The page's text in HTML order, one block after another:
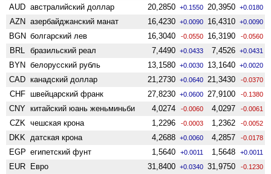
AUD австралийский доллар 20,2850 +0.1550 20,3950 +0.0180
AZN азербайджанский манат 16,4230 +0.0090 16,4310 +0.0090
BGN болгарский лев 16,3040 -0.0550 16,3190 -0.0560
BRL бразильский реал 7,4490 +0.0433 7,4526 +0.0431
BYN белорусский рубль 13,1580 +0.0030 13,1640 +0.0020
CAD канадский доллар 21,2730 +0.0640 21,3430 -0.0370
CHF швейцарский франк 27,8230 +0.0600 27,9100 -0.1380
CNY китайский юань женьминьби 4,0274 -0.0060 4,0297 -0.0061
CZK чешская крона 1,2296 -0.0003 1,2362 -0.0052
DKK датская крона 4,2688 +0.0060 4,2857 -0.0178
EGP египетский фунт 1,5640 +0.0011 1,5648 +0.0011
EUR Евро 31,8400 +0.0340 31,9750 -0.1230